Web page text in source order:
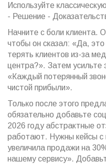
Используйте
- Решение -
Начните с боли клиента.
чтобы он сказал: «Да,
терять клиентов из-за
центра?». Затем усильте
«Каждый потерянный
чистой прибыли».
Только после этого
обязательно добавьте
2026 году абстрактные
работают. Нужны кейсы с
увеличила продажи на
нашему сервису».